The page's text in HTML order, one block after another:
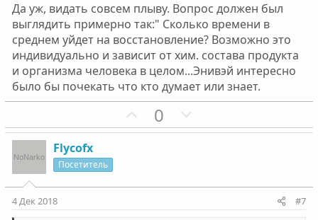
с с
Да уж, видать совсем плыву. Вопрос должен был
выглядить примерно так:" Сколько времени в
среднем уйдет на восстановление? Возможно это
индивидуально и зависит от хим. состава продукта
и организма человека в целом...Энивэй интересно
было бы почекать что кто думает или знает.
П
о
т
0
е
т
Flycofx
Посетитель
4 Дек 2018 #7